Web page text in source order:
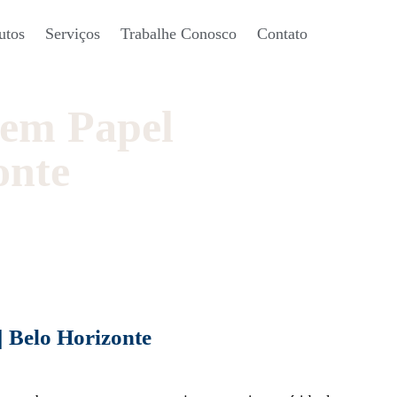
Serviços Trabalhe Conosco Contato
Papel
Belo Horizonte